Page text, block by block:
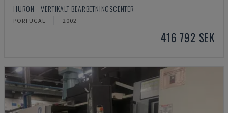
HURON - VERTIKALT BEARBETNINGSCENTER
PORTUGAL 2002
416 792 SEK